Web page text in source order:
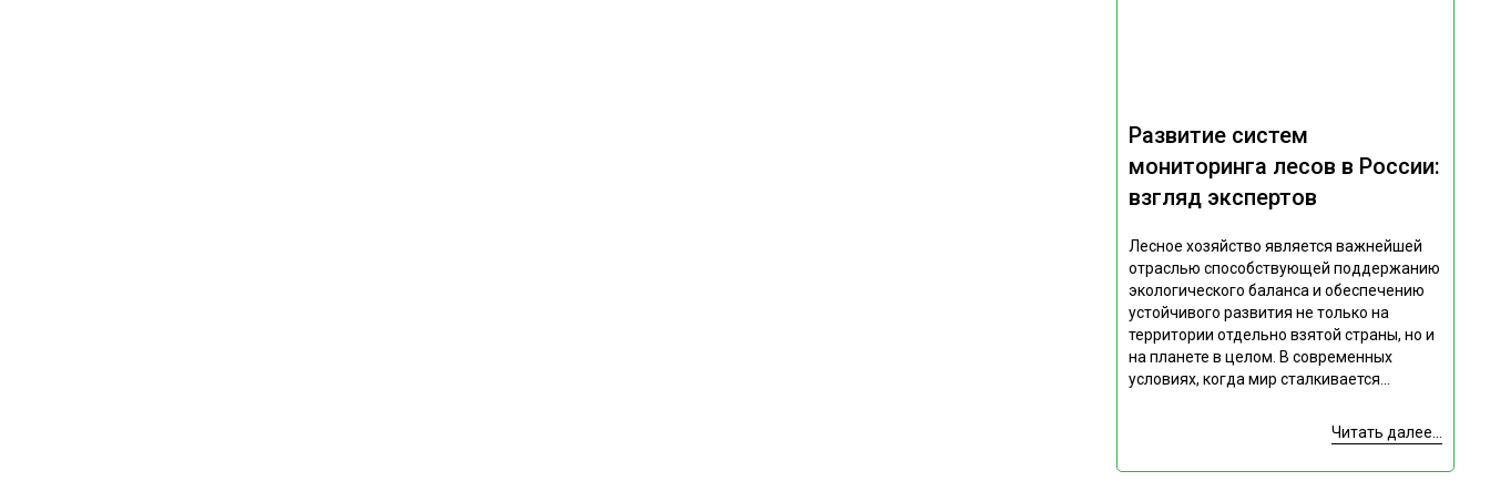
Развитие систем
мониторинга лесов в России:
взгляд экспертов
Лесное хозяйство является важнейшей
отраслью способствующей поддержанию
экологического баланса и обеспечению
устойчивого развития не только на
территории отдельно взятой страны, но и
на планете в целом. В современных
условиях, когда мир сталкивается...
Читать далее...